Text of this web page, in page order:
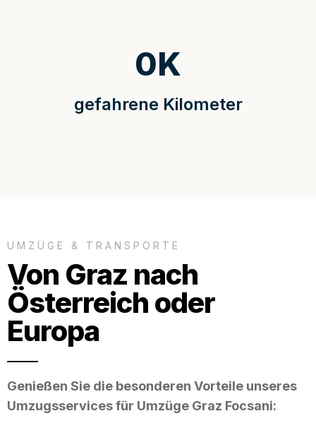
gefahrene Kilometer
0K
UMZÜGE & TRANSPORTE
Von Graz nach
Österreich oder
Europa
Genießen Sie die besonderen Vorteile unseres
Umzugsservices für Umzüge Graz Focsani: